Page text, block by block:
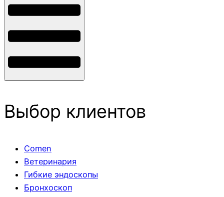
Выбор клиентов
Comen
Ветеринария
Гибкие эндоскопы
Бронхоскоп